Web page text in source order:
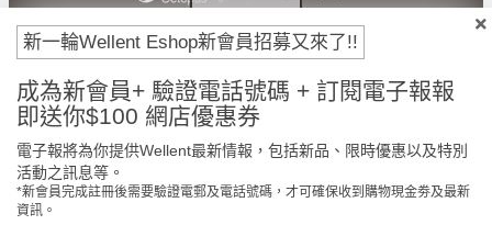
門市免費自取 原裝行貨保證
新一輪Wellent Eshop新會員招募又來了!!
成為新會員+ 驗證電話號碼 + 訂閱電子報報
即送你$100 網店優惠券
電子報將為你提供Wellent最新情報，包括新品、限時優惠以及特別
活動之訊息等。
*新會員完成註冊後需要驗證電郵及電話號碼，才可確保收到購物現金劵及最新
資訊。